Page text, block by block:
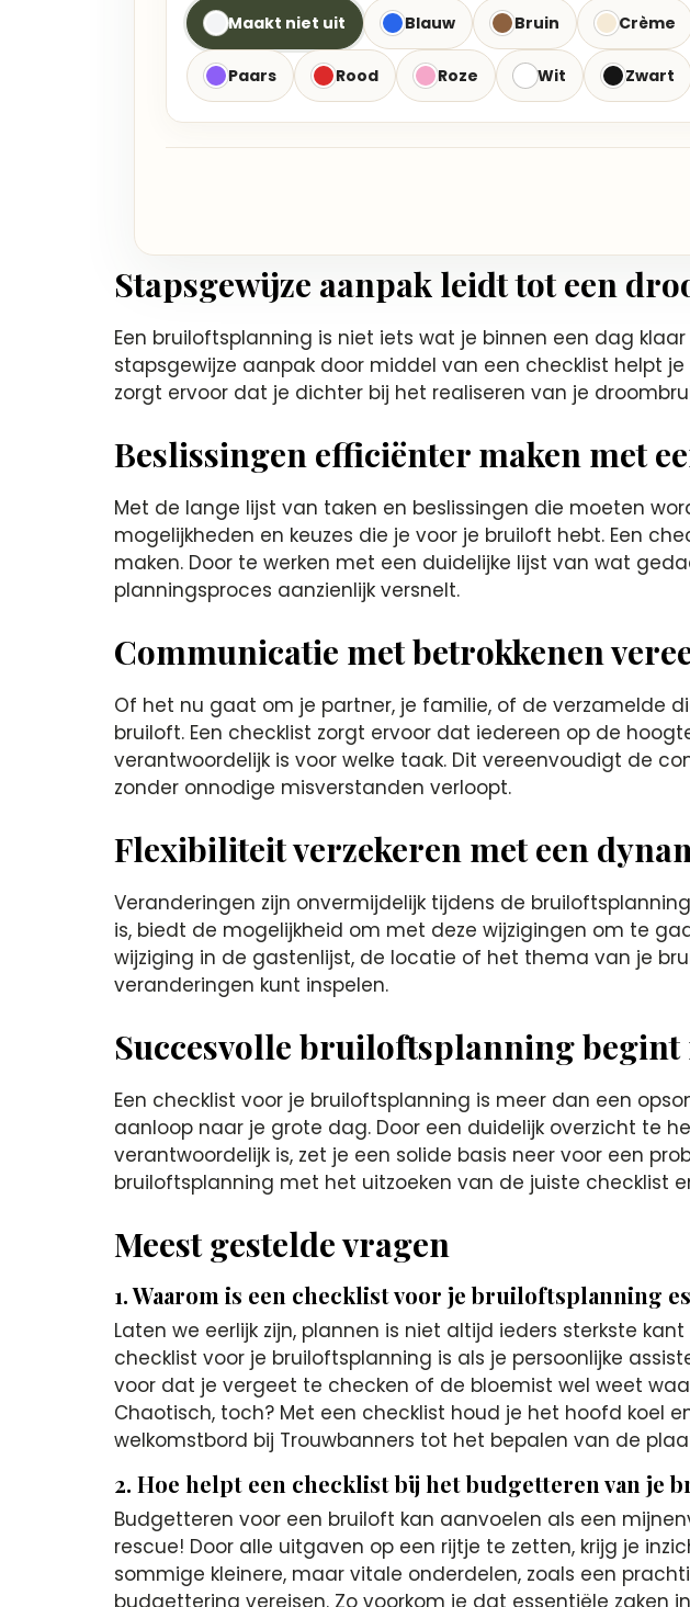
Maakt niet uit Blauw Bruin Crème
Paars Rood Roze Wit Zwart
Stapsgewijze aanpak leidt tot een
Een bruiloftsplanning is niet iets wat je binnen een dag
stapsgewijze aanpak door middel van een checklist helpt
zorgt ervoor dat je dichter bij het realiseren van je
Beslissingen efficiënter maken met
Met de lange lijst van taken en beslissingen die moeten
mogelijkheden en keuzes die je voor je bruiloft hebt. Een
maken. Door te werken met een duidelijke lijst van wat
planningsproces aanzienlijk versnelt.
Communicatie met betrokkenen
Of het nu gaat om je partner, je familie, of de verzamelde
bruiloft. Een checklist zorgt ervoor dat iedereen op de
verantwoordelijk is voor welke taak. Dit vereenvoudigt de
zonder onnodige misverstanden verloopt.
Flexibiliteit verzekeren met een
Veranderingen zijn onvermijdelijk tijdens de
is, biedt de mogelijkheid om met deze wijzigingen om te
wijziging in de gastenlijst, de locatie of het thema van je
veranderingen kunt inspelen.
Succesvolle bruiloftsplanning begint
Een checklist voor je bruiloftsplanning is meer dan een
aanloop naar je grote dag. Door een duidelijk overzicht te
verantwoordelijk is, zet je een solide basis neer voor een
bruiloftsplanning met het uitzoeken van de juiste checklist
Meest gestelde vragen
1. Waarom is een checklist voor je bruiloftsplanning
Laten we eerlijk zijn, plannen is niet altijd ieders sterkste
checklist voor je bruiloftsplanning is als je persoonlijke
voor dat je vergeet te checken of de bloemist wel weet
Chaotisch, toch? Met een checklist houd je het hoofd koel
welkomstbord bij Trouwbanners tot het bepalen van de
2. Hoe helpt een checklist bij het budgetteren van je
Budgetteren voor een bruiloft kan aanvoelen als een
rescue! Door alle uitgaven op een rijtje te zetten, krijg je
sommige kleinere, maar vitale onderdelen, zoals een
budgettering vereisen. Zo voorkom je dat essentiële